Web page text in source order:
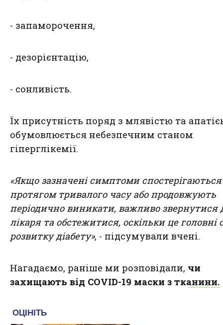
- запаморочення,
- дезорієнтацію,
- сонливість.
Їх присутність поряд з млявістю та
обумовлюється небезпечним станом
гіперглікемії.
«Якщо зазначені симптоми спостерігаються
протягом тривалого часу або продовжують
періодично виникати, важливо звернутися
лікаря та обстежитися, оскільки це головні
розвитку діабету», - підсумували вчені.
Нагадаємо, раніше ми розповідали, чи
захищають від COVID-19 маски з тканини.